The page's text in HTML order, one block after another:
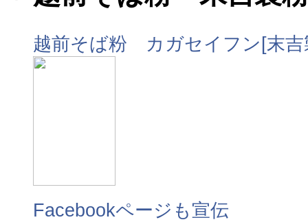
越前そば粉 カガセイフン[末吉
Facebookページも宣伝